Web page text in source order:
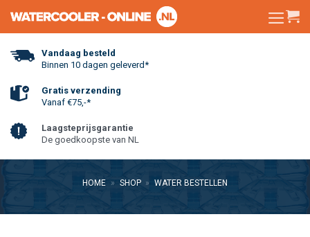
Vandaag besteld
Binnen 10 dagen geleverd*
Gratis verzending
Vanaf €75,-*
Laagsteprijsgarantie
De goedkoopste van NL
HOME » SHOP » WATER BESTELLEN